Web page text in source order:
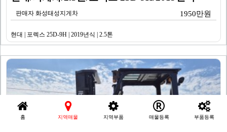
판매자 화성태성지게차 1950만원
현대 | 포렉스 25D-9H | 2019년식 | 2.5톤
홈 지역매물 지역부품 매물등록 부품등록